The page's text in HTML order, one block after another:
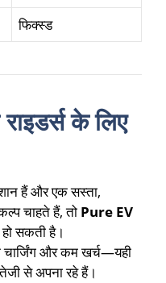
फिक्स्ड
के लिए
हैं और एक सस्ता,
चाहते हैं, तो Pure EV
सकती है।
और कम खर्च—यही
से अपना रहे हैं।